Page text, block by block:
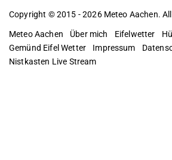
Copyright © 2015 - 2026 Meteo Aachen.
Meteo Aachen Über mich Eifelwetter
Gemünd Eifel Wetter
Impressum
Nistkasten Live Stream